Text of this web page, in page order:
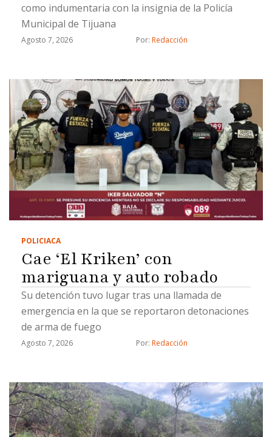
como indumentaria con la insignia de la Policía
Municipal de Tijuana
Agosto 7, 2026 Por: Redacción
POLICIACA
Cae ‘El Kriken’ con
mariguana y auto robado
Su detención tuvo lugar tras una llamada de
emergencia en la que se reportaron detonaciones
de arma de fuego
Agosto 7, 2026 Por: Redacción